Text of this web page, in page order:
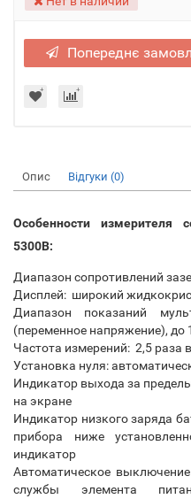
Попереднє
Опис Відгуки (0)
Особенности измерителя
5300B:
Диапазон сопротивлений
Дисплей: широкий
Диапазон показаний
(переменное напряжение),
Частота измерений: 2,5 раза
Установка нуля:
Индикатор выхода за
на экране
Индикатор низкого заряда
прибора ниже
индикатор
Автоматическое
службы элемента